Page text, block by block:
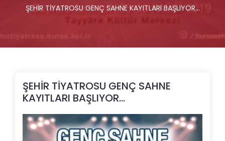
ŞEHİR TİYATROSU GENÇ SAHNE KAYITLARI BAŞLIYOR…
ŞEHİR TİYATROSU GENÇ SAHNE
KAYITLARI BAŞLIYOR…